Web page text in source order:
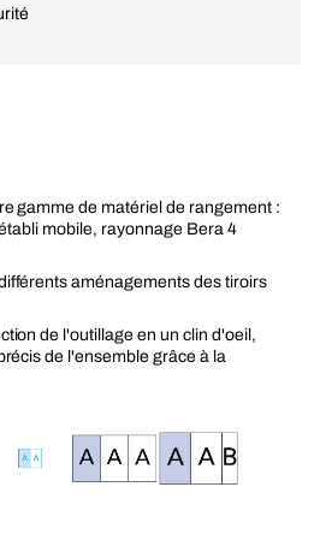
gamme de matériel de rangement :
mobile, rayonnage Bera 4
aménagements des tiroirs
de l'outillage en un clin d'oeil,
de l'ensemble grâce à la